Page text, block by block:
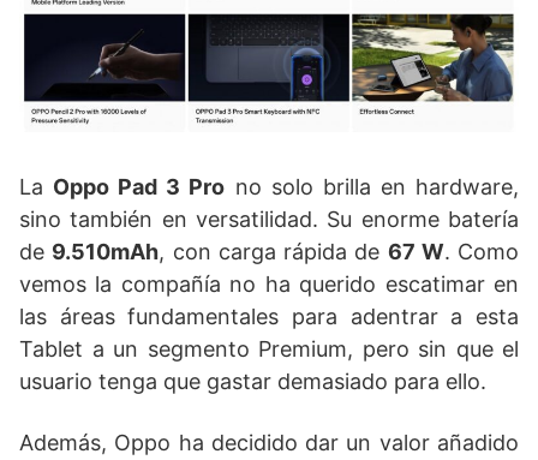
La Oppo Pad 3 Pro no solo brilla en hardware,
sino también en versatilidad. Su enorme batería
de 9.510mAh, con carga rápida de 67 W. Como
vemos la compañía no ha querido escatimar en
las áreas fundamentales para adentrar a esta
Tablet a un segmento Premium, pero sin que el
usuario tenga que gastar demasiado para ello.
Además, Oppo ha decidido dar un valor añadido